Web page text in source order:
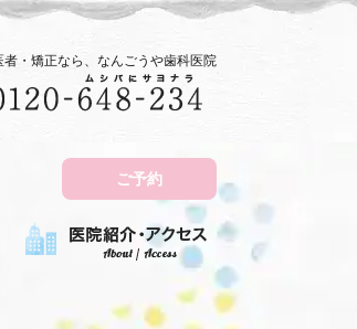
・矯正なら、なんごうや歯科医院
ご予約